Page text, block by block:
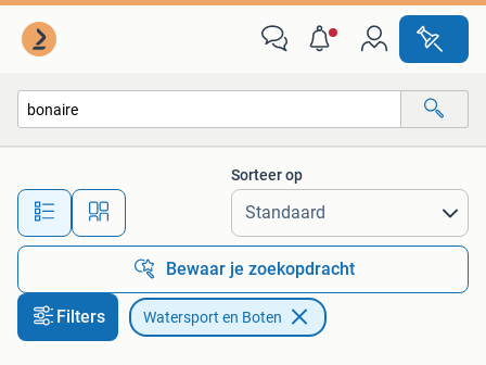
Alle afstanden…
Sorteer op
Bewaar je zoekopdracht
Filters Watersport en Boten